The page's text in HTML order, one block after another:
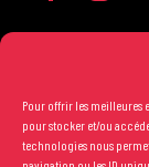
Pour offrir les meilleures
pour stocker et/ou
technologies nous
Les conditions
Mentions légales